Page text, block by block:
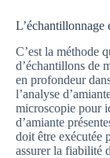
L’échantillonnage
C’est la méthode
d’échantillons de
en profondeur
l’analyse
microscopie pour
d’amiante
doit être exécutée
assurer la fiabilité